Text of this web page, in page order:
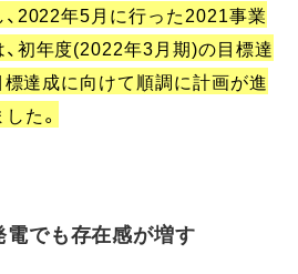
2022年5月に行った2021事業
初年度(2022年3月期)の目標達
達成に向けて順調に計画が進
た。
でも存在感が増す